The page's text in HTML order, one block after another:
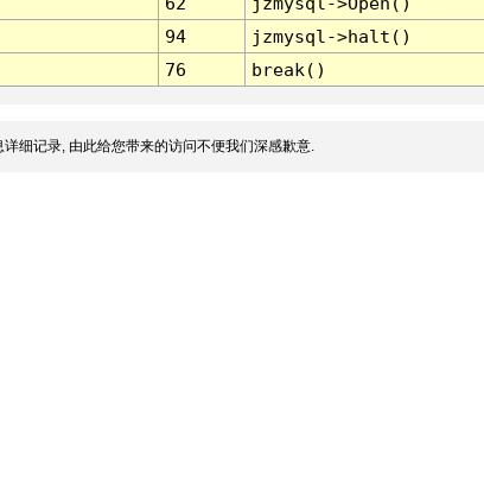
94
jzmysql->halt()
76 break()
细记录, 由此给您带来的访问不便我们深感歉意.